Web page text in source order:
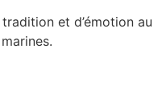
et d’émotion au